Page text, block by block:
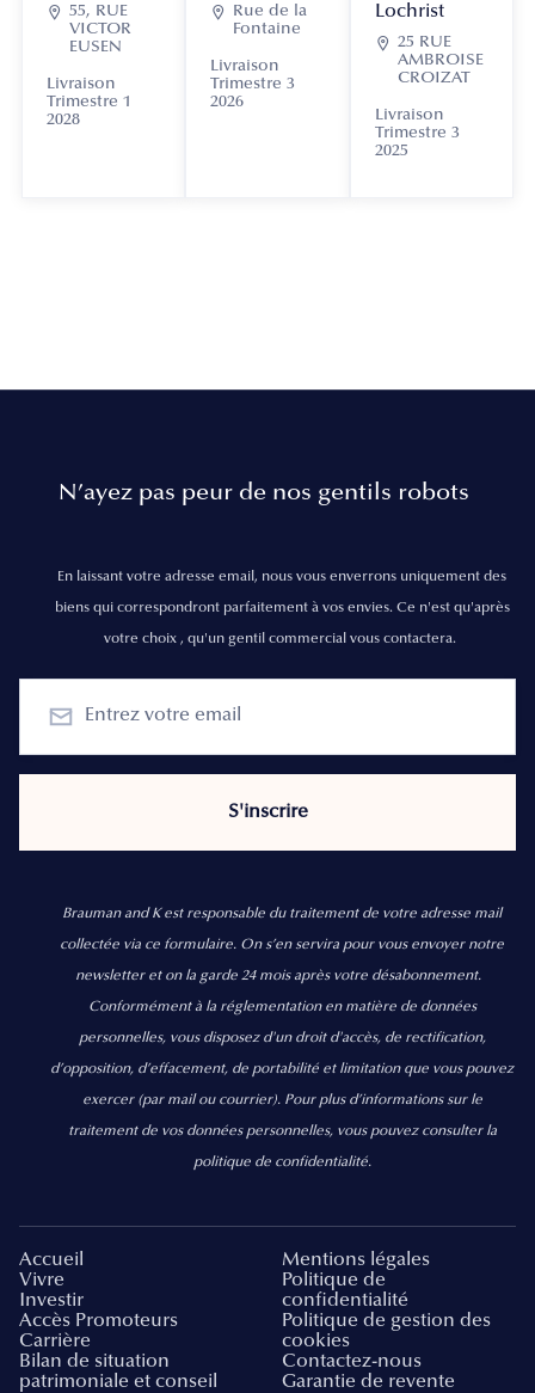
 55, RUE
VICTOR
EUSEN
Livraison
Trimestre 1
2028

Rue de la
Fontaine
Livraison
Trimestre 3
2026
Lochrist
 25 RUE
AMBROISE
CROIZAT
Livraison
Trimestre 3
2025
N’ayez pas peur de nos gentils robots
En laissant votre adresse email, nous vous enverrons uniquement des
biens qui correspondront parfaitement à vos envies. Ce n'est qu'après
votre choix , qu'un gentil commercial vous contactera.
Brauman and K est responsable du traitement de votre adresse mail
collectée via ce formulaire. On s’en servira pour vous envoyer notre
newsletter et on la garde 24 mois après votre désabonnement.
Conformément à la réglementation en matière de données
personnelles, vous disposez d'un droit d'accès, de rectification,
d’opposition, d’effacement, de portabilité et limitation que vous pouvez
exercer (par mail ou courrier). Pour plus d’informations sur le
traitement de vos données personnelles, vous pouvez consulter la
politique de confidentialité.
Accueil
Vivre
Investir
Accès Promoteurs
Carrière
Bilan de situation
patrimoniale et conseil
Mentions légales
Politique de
confidentialité
Politique de gestion des
cookies
Contactez-nous
Garantie de revente